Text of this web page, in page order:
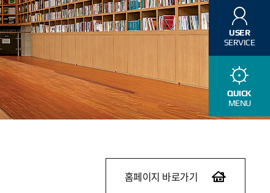
홈페이지 바로가기
USER
SERVICE
QUICK
MENU